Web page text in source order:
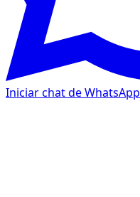
Iniciar chat de WhatsApp